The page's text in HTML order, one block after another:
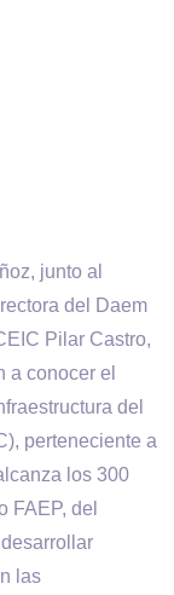
junto al
del Daem
Pilar Castro,
a conocer el
del
perteneciente a
los 300
FAEP, del
las